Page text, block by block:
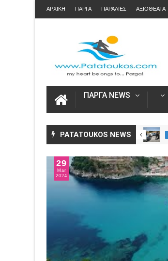
ΑΡΧΙΚΗ ΠΑΡΓΑ ΠΑΡΑΛΙΕΣ ΑΞΙΟΘΕΑΤΑ
ΠΑΡΓΑ NEWS
PATATOUKOS NEWS
Η Καινοτομία στα ταξίδια μόνο
στο Skarpos Tours Parga
02
Apr
2024